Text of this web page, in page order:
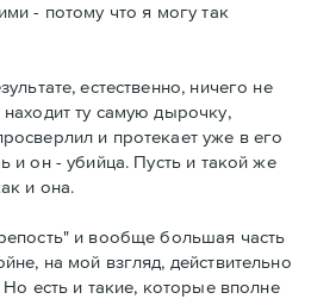
- потому что я могу так
естественно, ничего не
ту самую дырочку,
и протекает уже в его
и он - убийца. Пусть и такой же
и она.
и вообще большая часть
на мой взгляд, действительно
Но есть и такие, которые вполне